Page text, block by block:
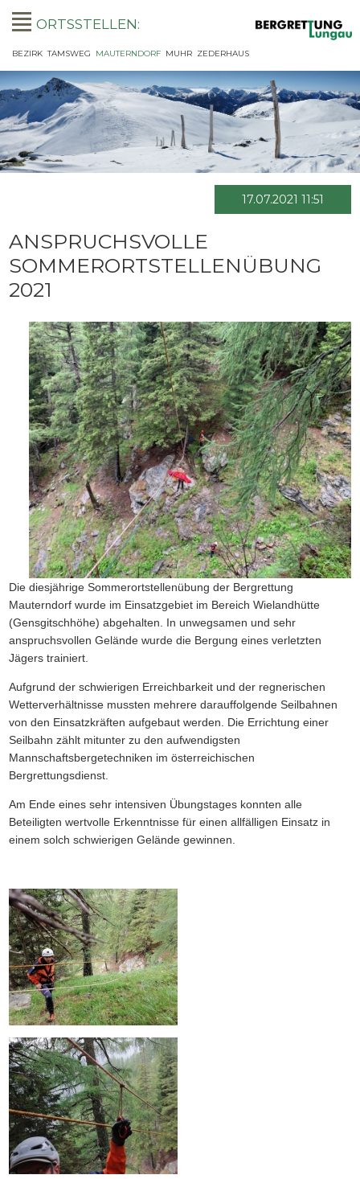
ORTSSTELLEN:
NAVIGATION
BEZIRK TAMSWEG MAUTERNDORF MUHR ZEDERHAUS
ANSPRUCHSVOLLE
SOMMERORTSTELLENÜBUNG
2021
17.07.2021 11:51
Die diesjährige Sommerortstellenübung der Bergrettung
Mauterndorf wurde im Einsatzgebiet im Bereich Wielandhütte
(Gensgitschhöhe) abgehalten. In unwegsamen und sehr
anspruchsvollen Gelände wurde die Bergung eines verletzten
Jägers trainiert.
Aufgrund der schwierigen Erreichbarkeit und der regnerischen
Wetterverhältnisse mussten mehrere darauffolgende Seilbahnen
von den Einsatzkräften aufgebaut werden. Die Errichtung einer
Seilbahn zählt mitunter zu den aufwendigsten
Mannschaftsbergetechniken im österreichischen
Bergrettungsdienst.
Am Ende eines sehr intensiven Übungstages konnten alle
Beteiligten wertvolle Erkenntnisse für einen allfälligen Einsatz in
einem solch schwierigen Gelände gewinnen.